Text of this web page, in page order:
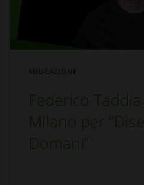
Federico
Milano per
Domani”